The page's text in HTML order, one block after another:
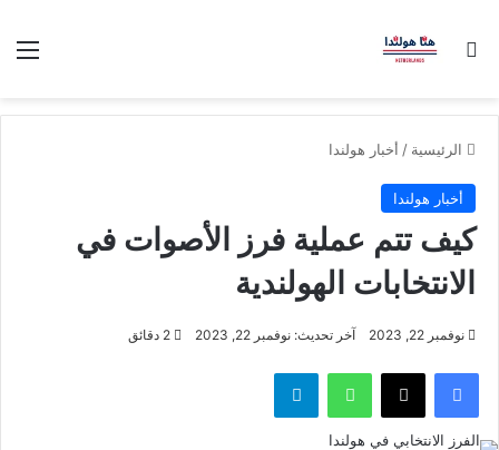
بحث عن
الرئيسية / أخبار هولندا
أخبار هولندا
كيف تتم عملية فرز الأصوات في
الانتخابات الهولندية
نوفمبر 22, 2023 آخر تحديث: نوفمبر 22, 2023
فيسبوك ‫X واتساب تيلقرام